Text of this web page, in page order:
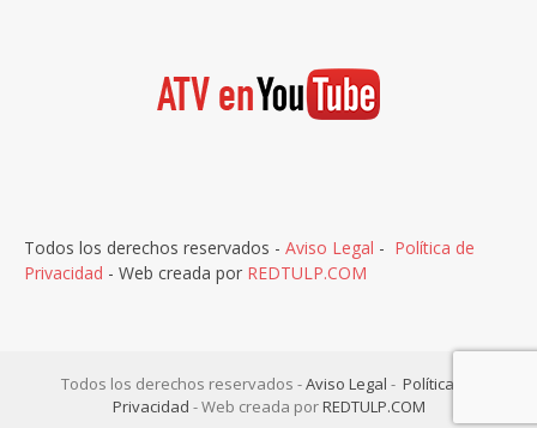
Todos los derechos reservados - Aviso Legal - Política de
Privacidad - Web creada por REDTULP.COM
Todos los derechos reservados -Aviso Legal - Política de
Privacidad - Web creada porREDTULP.COM